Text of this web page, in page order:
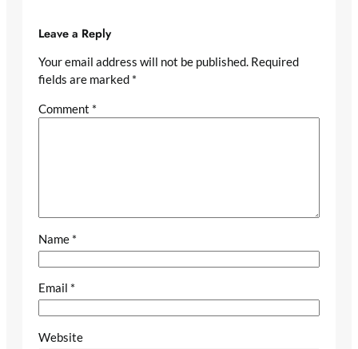
Leave a Reply
Your email address will not be published. Required
fields are marked *
Comment *
Name *
Email *
Website